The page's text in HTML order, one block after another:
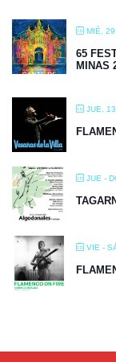
MIÉ,
65
MINAS
JUE,
JUE -
VIE -